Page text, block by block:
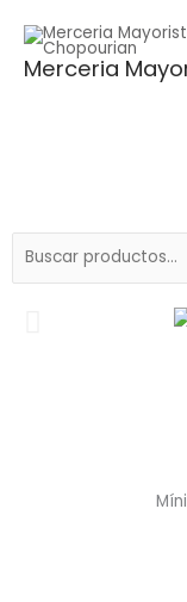
contenido
Merceria
Buscar